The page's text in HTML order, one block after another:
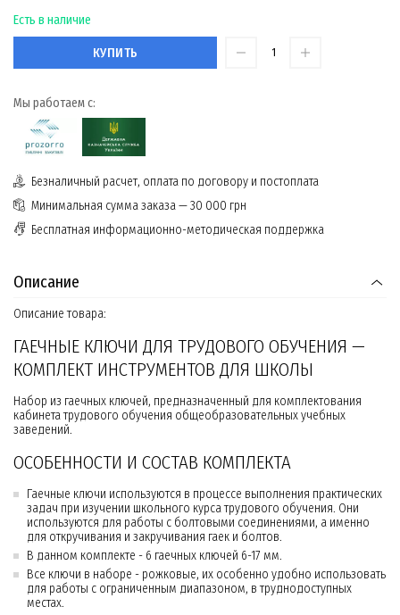
Есть в наличие
КУПИТЬ
Мы работаем с:
Безналичный расчет, оплата по договору и постоплата
Минимальная сумма заказа — 30 000 грн
Бесплатная информационно-методическая поддержка
Описание
Описание товара:
ГАЕЧНЫЕ КЛЮЧИ ДЛЯ ТРУДОВОГО ОБУЧЕНИЯ —
КОМПЛЕКТ ИНСТРУМЕНТОВ ДЛЯ ШКОЛЫ
Набор из гаечных ключей, предназначенный для комплектования
кабинета трудового обучения общеобразовательных учебных
заведений.
ОСОБЕННОСТИ И СОСТАВ КОМПЛЕКТА
Гаечные ключи используются в процессе выполнения практических
задач при изучении школьного курса трудового обучения. Они
используются для работы с болтовыми соединениями, а именно
для откручивания и закручивания гаек и болтов.
В данном комплекте - 6 гаечных ключей 6-17 мм.
Все ключи в наборе - рожковые, их особенно удобно использовать
для работы с ограниченным диапазоном, в труднодоступных
местах.